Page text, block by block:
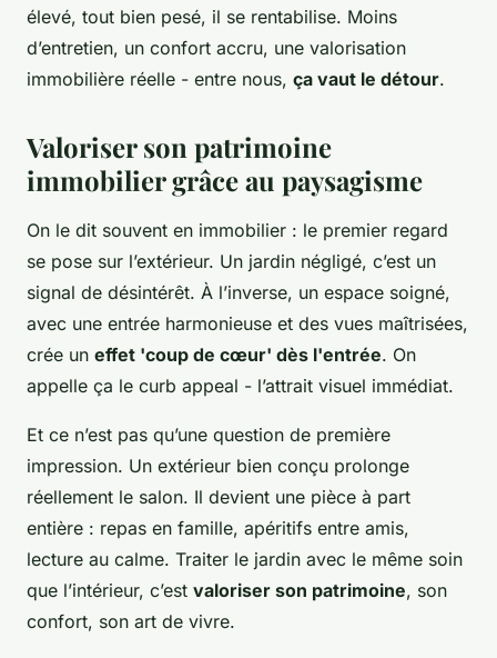
élevé, tout bien pesé, il se rentabilise. Moins
d’entretien, un confort accru, une valorisation
immobilière réelle - entre nous, ça vaut le détour.
Valoriser son patrimoine
immobilier grâce au paysagisme
On le dit souvent en immobilier : le premier regard
se pose sur l’extérieur. Un jardin négligé, c’est un
signal de désintérêt. À l’inverse, un espace soigné,
avec une entrée harmonieuse et des vues maîtrisées,
crée un effet 'coup de cœur' dès l'entrée. On
appelle ça le curb appeal - l’attrait visuel immédiat.
Et ce n’est pas qu’une question de première
impression. Un extérieur bien conçu prolonge
réellement le salon. Il devient une pièce à part
entière : repas en famille, apéritifs entre amis,
lecture au calme. Traiter le jardin avec le même soin
que l’intérieur, c’est valoriser son patrimoine, son
confort, son art de vivre.